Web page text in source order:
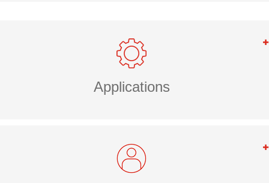
Applications